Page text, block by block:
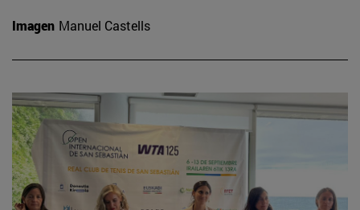
Imagen Manuel Castells